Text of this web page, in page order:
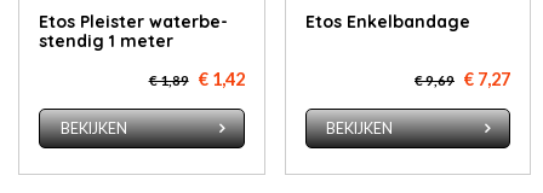
Etos Pleis­ter wa­ter­be­
sten­dig 1 me­ter
€ 1,89 € 1,42
BEKIJKEN
Etos En­kel­ban­da­ge
€ 9,69 € 7,27
BEKIJKEN